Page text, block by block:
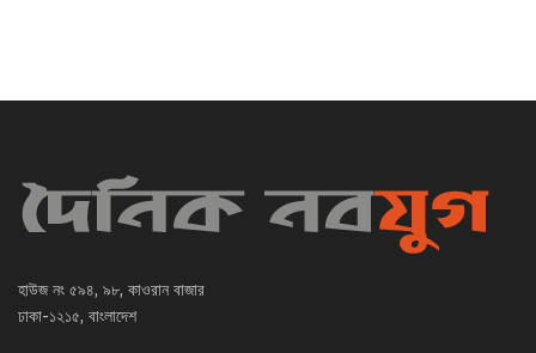
হাউজ নং ৫৯৪, ৯৮, কাওরান বাজার
ঢাকা-১২১৫, বাংলাদেশ